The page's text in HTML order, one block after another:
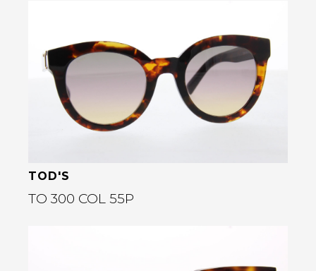
Bekijk deze bril
TOD'S
TO 300 COL 55P